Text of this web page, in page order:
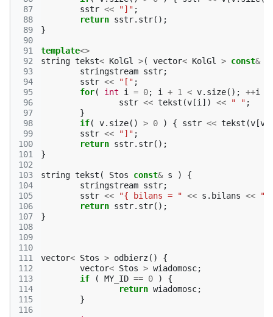
87
88
89
90
91
92
93
94
95
96
97
98
99
100
101
102
103
104
105
106
107
108
109
110
111
112
113
114
115
116
sstr << "]" ;
return sstr. str();
}
template<>
string tekst< KolGl >( vector< KolGl > const&
stringstream sstr;
sstr << "[" ;
for( int i = 0; i + 1 < v. size(); ++i
sstr << tekst (v [i ]) << " " ;
}
if( v. size() > 0 ) { sstr << tekst (v [v
sstr << "]" ;
return sstr. str();
}
string tekst ( Stos const& s )
{
stringstream sstr;
sstr << "{ bilans = " << s . bilans <<
"
return sstr. str();
}
vector< Stos > odbierz()
{
vector< Stos > wiadomosc;
if
( MY_ID == 0 )
{
return wiadomosc;
}